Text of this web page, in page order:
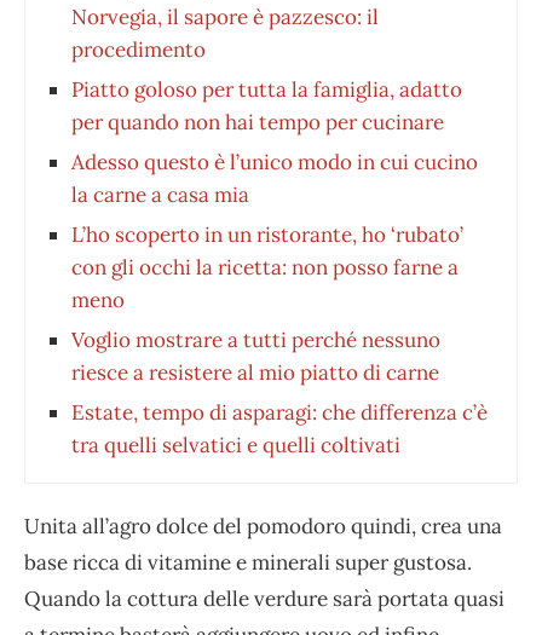
Norvegia, il sapore è pazzesco: il
procedimento
Piatto goloso per tutta la famiglia, adatto
per quando non hai tempo per cucinare
Adesso questo è l’unico modo in cui cucino
la carne a casa mia
L’ho scoperto in un ristorante, ho ‘rubato’
con gli occhi la ricetta: non posso farne a
meno
Voglio mostrare a tutti perché nessuno
riesce a resistere al mio piatto di carne
Estate, tempo di asparagi: che differenza c’è
tra quelli selvatici e quelli coltivati
Unita all’agro dolce del pomodoro quindi, crea una
base ricca di vitamine e minerali super gustosa.
Quando la cottura delle verdure sarà portata quasi